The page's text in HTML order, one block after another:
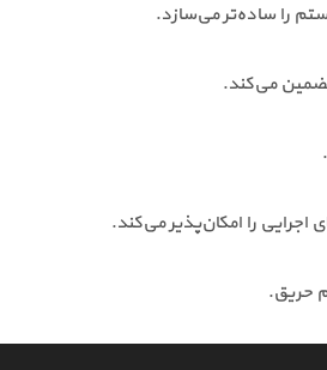
را ساده‌تر می‌سازد.
تضمین می‌کند.
اجرایی را امکان‌پذیر می‌کند.
حریق.